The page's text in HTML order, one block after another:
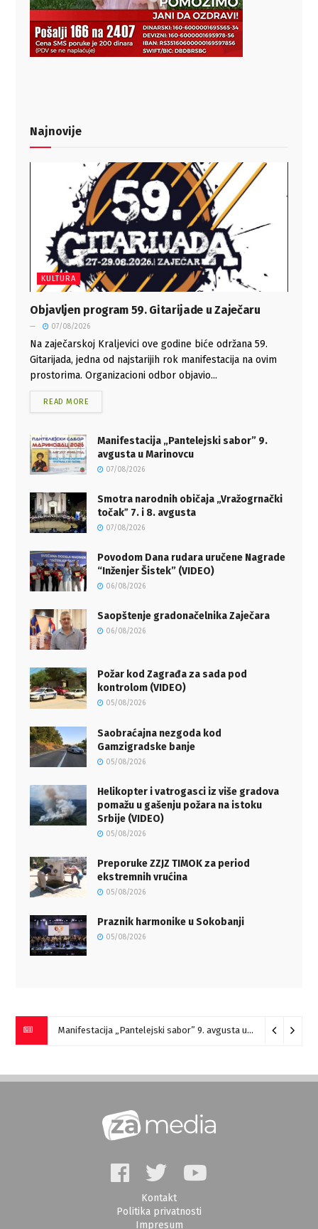
Najnovije
KULTURA
Objavljen program 59. Gitarijade u Zaječaru
07/08/2026
Na zaječarskoj Kraljevici ove godine biće održana 59.
Gitarijada, jedna od najstarijih rok manifestacija na ovim
prostorima. Organizacioni odbor objavio...
READ MORE
Manifestacija „Pantelejski sabor” 9.
avgusta u Marinovcu
07/08/2026
Smotra narodnih običaja „Vražogrnački
točakˮ 7. i 8. avgusta
07/08/2026
Povodom Dana rudara uručene Nagrade
“Inženjer Šistek” (VIDEO)
06/08/2026
Saopštenje gradonačelnika Zaječara
06/08/2026
Požar kod Zagrađa za sada pod
kontrolom (VIDEO)
05/08/2026
Saobraćajna nezgoda kod
Gamzigradske banje
05/08/2026
Helikopter i vatrogasci iz više gradova
pomažu u gašenju požara na istoku
Srbije (VIDEO)
05/08/2026
Preporuke ZZJZ TIMOK za period
ekstremnih vrućina
05/08/2026
Praznik harmonike u Sokobanji
05/08/2026
Manifestacija „Pantelejski sabor” 9. avgusta u Marinovcu
Kontakt
Politika privatnosti
Impresum